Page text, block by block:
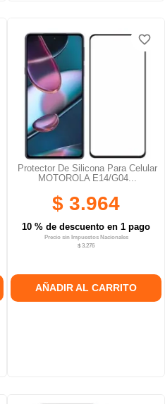
Protector De Silicona Para Celular
MOTOROLA E14/G04...
$ 3.964
10 % de descuento en 1 pago
Precio sin Impuestos Nacionales
$ 3.276
AÑADIR AL CARRITO
favorite_border
favorite_border
favorite_border